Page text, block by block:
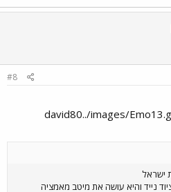
#8
david80../images/
ישראל
נייד והיא עושה את מיטב מאמציה